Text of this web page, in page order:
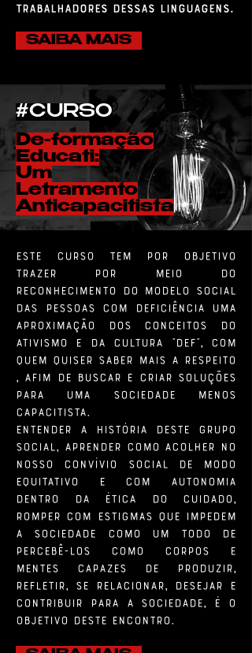
trabalhadores dessas linguagens.
SAIBA MAIS
#CURSO
De-formação
Educati:
Um
Letramento
Anticapacitista
Este curso tem por objetivo
trazer por meio do
reconhecimento do modelo social
das pessoas com deficiência uma
aproximação dos conceitos do
ativismo e da cultura “DEF”, com
quem quiser saber mais a respeito
, afim de buscar e criar soluções
para uma sociedade menos
capacitista.
Entender a história deste grupo
social, aprender como acolher no
nosso convívio social de modo
equitativo e com autonomia
dentro da ética do cuidado,
romper com estigmas que impedem
a sociedade como um todo de
percebê-los como corpos e
mentes capazes de produzir,
refletir, se relacionar, desejar e
contribuir para a sociedade, é o
objetivo deste encontro.